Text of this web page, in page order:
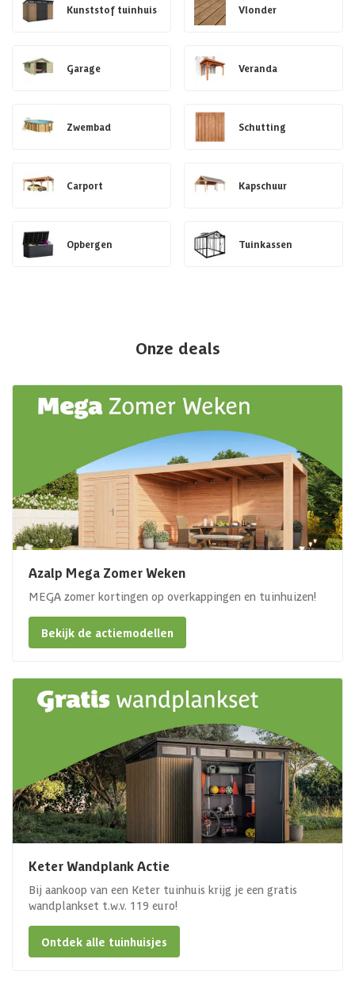
Kunststof tuinhuis Vlonder
Garage Veranda
Zwembad Schutting
Carport Kapschuur
Opbergen Tuinkassen
Onze deals
Azalp Mega Zomer Weken
MEGA zomer kortingen op overkappingen en tuinhuizen!
Bekijk de actiemodellen
Keter Wandplank Actie
Bij aankoop van een Keter tuinhuis krijg je een gratis
wandplankset t.w.v. 119 euro!
Ontdek alle tuinhuisjes